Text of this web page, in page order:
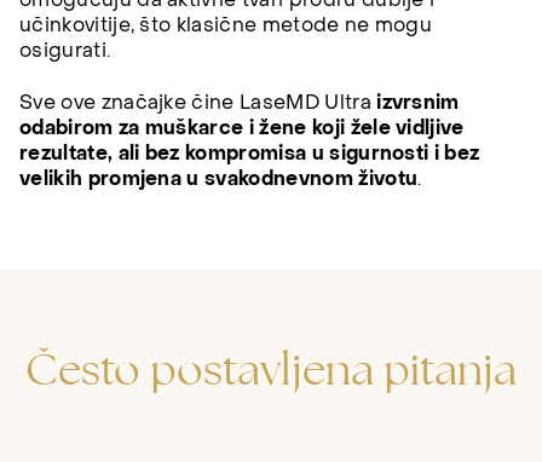
učinkovitije, što klasične metode ne mogu
osigurati.
Sve ove značajke čine LaseMD Ultraizvrsnim
odabirom za muškarce i žene koji žele vidljive
rezultate, ali bez kompromisa u sigurnosti i bez
velikih promjena u svakodnevnom životu.
Često postavljena pitanja